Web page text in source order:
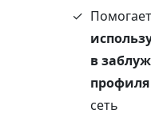
в
профиля
сеть